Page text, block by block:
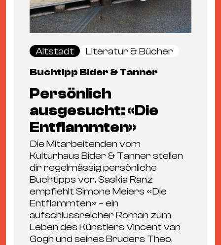
Altstadt
Literatur & Bücher
Buchtipp Bider & Tanner
Persönlich
ausgesucht: «Die
Entflammten»
Die Mitarbeitenden vom
Kulturhaus Bider & Tanner stellen
dir regelmässig persönliche
Buchtipps vor. Saskia Ranz
empfiehlt Simone Meiers «Die
Entflammten» – ein
aufschlussreicher Roman zum
Leben des Künstlers Vincent van
Gogh und seines Bruders Theo.